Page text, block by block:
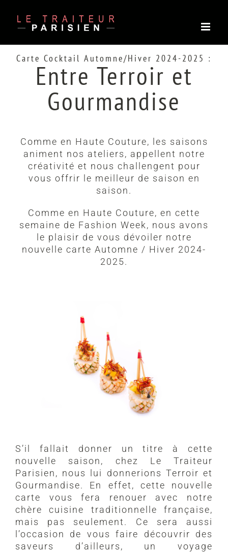
contenu
Carte Cocktail Automne/Hiver 2024-2025 :
Entre Terroir et
Gourmandise
Comme en Haute Couture, les saisons
animent nos ateliers, appellent notre
créativité et nous challengent pour
vous offrir le meilleur de saison en
saison.
Comme en Haute Couture, en cette
semaine de Fashion Week, nous avons
le plaisir de vous dévoiler notre
nouvelle carte Automne / Hiver 2024-
2025.
S’il fallait donner un titre à cette
nouvelle saison, chez Le Traiteur
Parisien, nous lui donnerions Terroir et
Gourmandise. En effet, cette nouvelle
carte vous fera renouer avec notre
chère cuisine traditionnelle française,
mais pas seulement. Ce sera aussi
l’occasion de vous faire découvrir des
saveurs d’ailleurs, un voyage